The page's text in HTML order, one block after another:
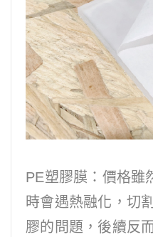
PE塑膠膜：價格雖
時會遇熱融化，切
膠的問題，後續反